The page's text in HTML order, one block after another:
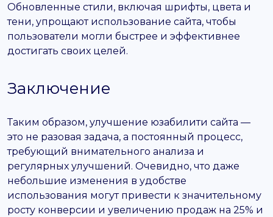
Обновленные стили, включая шрифты, цвета и
тени, упрощают использование сайта, чтобы
пользователи могли быстрее и эффективнее
достигать своих целей.
Заключение
Таким образом, улучшение юзабилити сайта —
это не разовая задача, а постоянный процесс,
требующий внимательного анализа и
регулярных улучшений. Очевидно, что даже
небольшие изменения в удобстве
использования могут привести к значительному
росту конверсии и увеличению продаж на 25% и